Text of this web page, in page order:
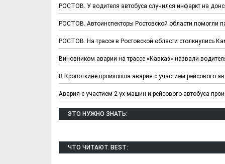
РОСТОВ. У водителя автобуса случился инфаркт на
РОСТОВ. Автоинспекторы Ростовской области помогли
РОСТОВ. На трассе в Ростовской области столкнулись
Виновником аварии на трассе «Кавказ» назвали
В Кропоткине произошла авария с участием рейсового
Авария с участием 2-ух машин и рейсового автобуса
ЭТО НУЖНО ЗНАТЬ:
ЧТО ЧИТАЮТ. BEST: